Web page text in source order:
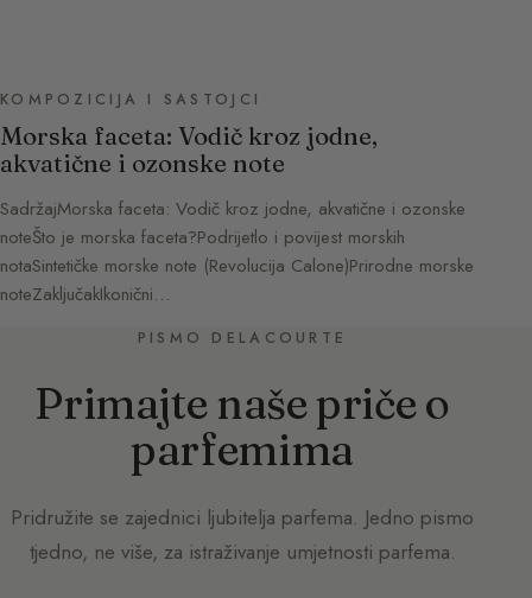
KOMPOZICIJA I SASTOJCI
Morska faceta: Vodič kroz jodne,
akvatične i ozonske note
SadržajMorska faceta: Vodič kroz jodne, akvatične i ozonske
noteŠto je morska faceta?Podrijetlo i povijest morskih
notaSintetičke morske note (Revolucija Calone)Prirodne morske
noteZaključakIkonični…
PISMO DELACOURTE
Primajte naše priče o
parfemima
Pridružite se zajednici ljubitelja parfema. Jedno pismo
tjedno, ne više, za istraživanje umjetnosti parfema.